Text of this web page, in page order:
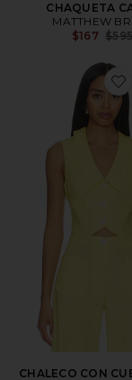
CHAQUETA
MATTHEW
$167 $595
CHALECO CON